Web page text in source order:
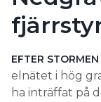
EFTER
elnätet i hög
ha inträffat på